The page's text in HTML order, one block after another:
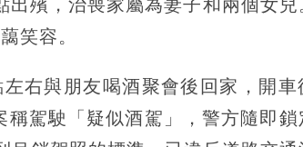
笑容。
右與朋友喝酒聚會後回家，開車
駕駛「疑似酒駕」，警方隨即鎖